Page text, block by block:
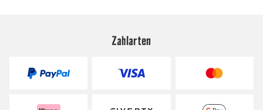
Zahlarten